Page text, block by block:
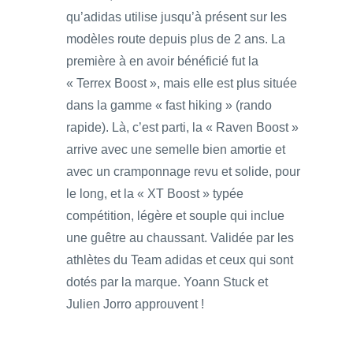
qu’adidas utilise jusqu’à présent sur les
modèles route depuis plus de 2 ans. La
première à en avoir bénéficié fut la
« Terrex Boost », mais elle est plus située
dans la gamme « fast hiking » (rando
rapide). Là, c’est parti, la « Raven Boost »
arrive avec une semelle bien amortie et
avec un cramponnage revu et solide, pour
le long, et la « XT Boost » typée
compétition, légère et souple qui inclue
une guêtre au chaussant. Validée par les
athlètes du Team adidas et ceux qui sont
dotés par la marque. Yoann Stuck et
Julien Jorro approuvent !